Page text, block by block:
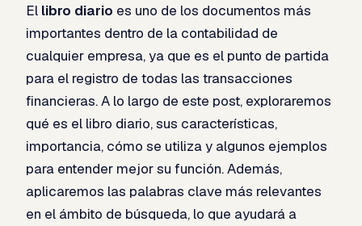
El libro diario es uno de los documentos más
importantes dentro de la contabilidad de
cualquier empresa, ya que es el punto de partida
para el registro de todas las transacciones
financieras. A lo largo de este post, exploraremos
qué es el libro diario, sus características,
importancia, cómo se utiliza y algunos ejemplos
para entender mejor su función. Además,
aplicaremos las palabras clave más relevantes
en el ámbito de búsqueda, lo que ayudará a